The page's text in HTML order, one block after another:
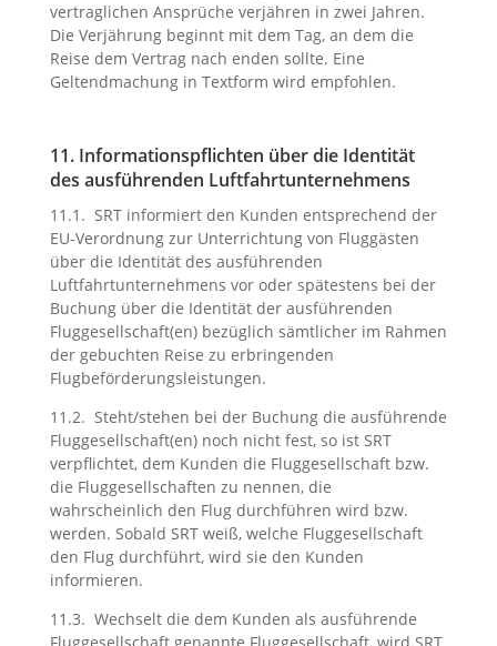
vertraglichen Ansprüche verjähren in zwei Jahren.
Die Verjährung beginnt mit dem Tag, an dem die
Reise dem Vertrag nach enden sollte. Eine
Geltendmachung in Textform wird empfohlen.
11. Informationspflichten über die Identität
des ausführenden Luftfahrtunternehmens
11.1. SRT informiert den Kunden entsprechend der
EU-Verordnung zur Unterrichtung von Fluggästen
über die Identität des ausführenden
Luftfahrtunternehmens vor oder spätestens bei der
Buchung über die Identität der ausführenden
Fluggesellschaft(en) bezüglich sämtlicher im Rahmen
der gebuchten Reise zu erbringenden
Flugbeförderungsleistungen.
11.2. Steht/stehen bei der Buchung die ausführende
Fluggesellschaft(en) noch nicht fest, so ist SRT
verpflichtet, dem Kunden die Fluggesellschaft bzw.
die Fluggesellschaften zu nennen, die
wahrscheinlich den Flug durchführen wird bzw.
werden. Sobald SRT weiß, welche Fluggesellschaft
den Flug durchführt, wird sie den Kunden
informieren.
11.3. Wechselt die dem Kunden als ausführende